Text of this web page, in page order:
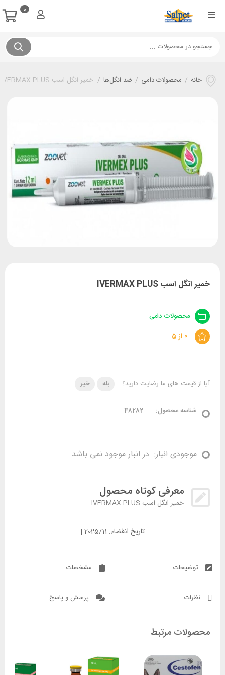
0
خانه / محصولات دامی / ضد انگل‌ها / خمیر انگل اسب IVERMAX PLUS
خمیر انگل اسب IVERMAX PLUS
محصولات دامی
0 از 5
آیا از قیمت های ما رضایت دارید؟ بله خیر
شناسه محصول: 48282
موجودی انبار: در انبار موجود نمی باشد
معرفی کوتاه محصول
خمیر انگل اسب IVERMAX PLUS
تاریخ انقضاء: 2025/11 |
توضیحات مشخصات
نظرات پرسش و پاسخ
محصولات مرتبط